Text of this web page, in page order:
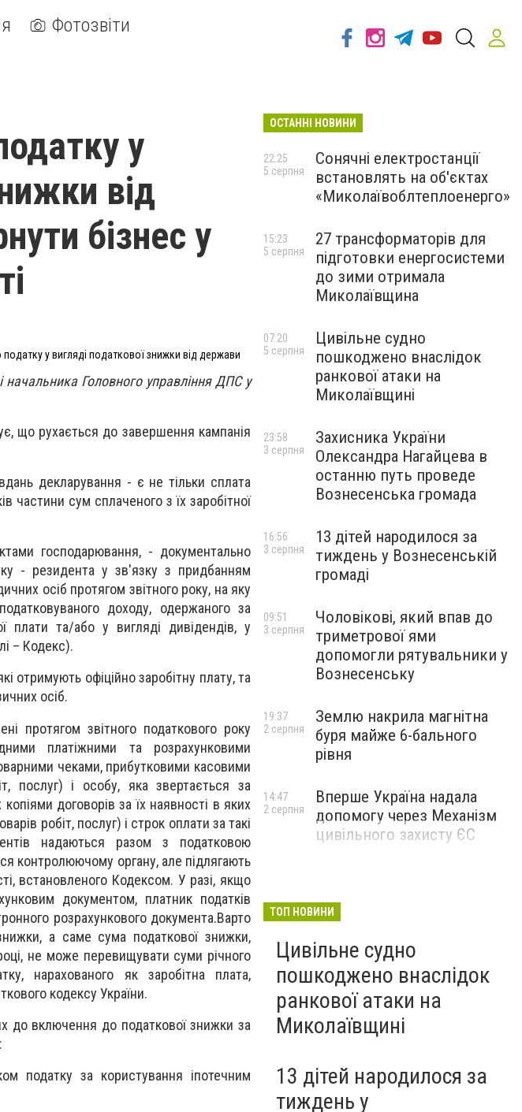
Фотозвіти
у
від
бізнес у
у вигляді податкової знижки від держави
Головного управління ДПС у
що рухається до завершення кампанія
декларування - є не тільки сплата
частини сум сплаченого з їх заробітної
господарювання, - документально
- резидента у зв'язку з придбанням
осіб протягом звітного року, на яку
доходу, одержаного за
плати та/або у вигляді дивідендів, у
– Кодекс).
отримують офіційно заробітну плату, та
осіб.
протягом звітного податкового року
платіжними та розрахунковими
чеками, прибутковими касовими
послуг) і особу, яка звертається за
договорів за їх наявності в яких
робіт, послуг) і строк оплати за такі
надаються разом з податковою
контролюючому органу, але підлягають
встановленого Кодексом. У разі, якщо
документом, платник податків
розрахункового документа.Варто
а саме сума податкової знижки,
не може перевищувати суми річного
нарахованого як заробітна плата,
кодексу України.
до включення до податкової знижки за
податку за користування іпотечним
ОСТАННІ НОВИНИ
Сонячні електростанції
встановлять на об'єктах
«Миколаївоблтеплоенерго»
22:25
5 серпня
27 трансформаторів для
підготовки енергосистеми
до зими отримала
Миколаївщина
15:23
5 серпня
Цивільне судно
пошкоджено внаслідок
ранкової атаки на
Миколаївщині
07:20
5 серпня
Захисника України
Олександра Нагайцева в
останню путь проведе
Вознесенська громада
23:58
3 серпня
13 дітей народилося за
тиждень у Вознесенській
громаді
16:56
3 серпня
Чоловікові, який впав до
триметрової ями
допомогли рятувальники у
Вознесенську
09:51
3 серпня
Землю накрила магнітна
буря майже 6-бального
рівня
19:37
2 серпня
Вперше Україна надала
допомогу через Механізм
цивільного захисту ЄС
14:47
2 серпня
ТОП НОВИНИ
Цивільне судно
пошкоджено внаслідок
ранкової атаки на
Миколаївщині
13 дітей народилося за
тиждень у